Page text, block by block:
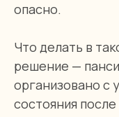
опасно.
Что делать в
решение —
организовано с
состояния